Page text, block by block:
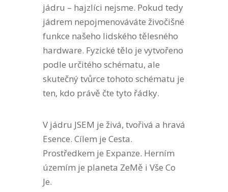
jádru – hajzlíci nejsme. Pokud tedy
jádrem nepojmenováváte živočišné
funkce našeho lidského tělesného
hardware. Fyzické tělo je vytvořeno
podle určitého schématu, ale
skutečný tvůrce tohoto schématu je
ten, kdo právě čte tyto řádky.
V jádru JSEM je živá, tvořivá a hravá
Esence. Cílem je Cesta.
Prostředkem je Expanze. Herním
územím je planeta ZeMě i Vše Co
Je.